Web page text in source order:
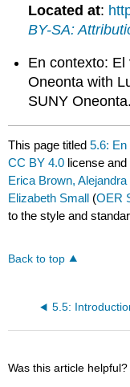
Located at:
BY-SA:
En contexto:
Oneonta with
SUNY Oneonta.
This page titled5.6:
CC BY 4.0 license
Erica Brown,
Elizabeth Small (OER
to the style and
Back to top
Was this article helpful?